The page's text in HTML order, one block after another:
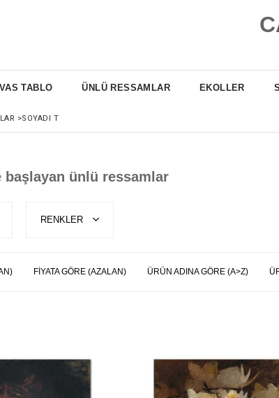
TABLO ÜNLÜ RESSAMLAR EKOLLER
>SOYADI T
başlayan ünlü ressamlar
RENKLER
FIYATA GÖRE (AZALAN) ÜRÜN ADINA GÖRE (A>Z)